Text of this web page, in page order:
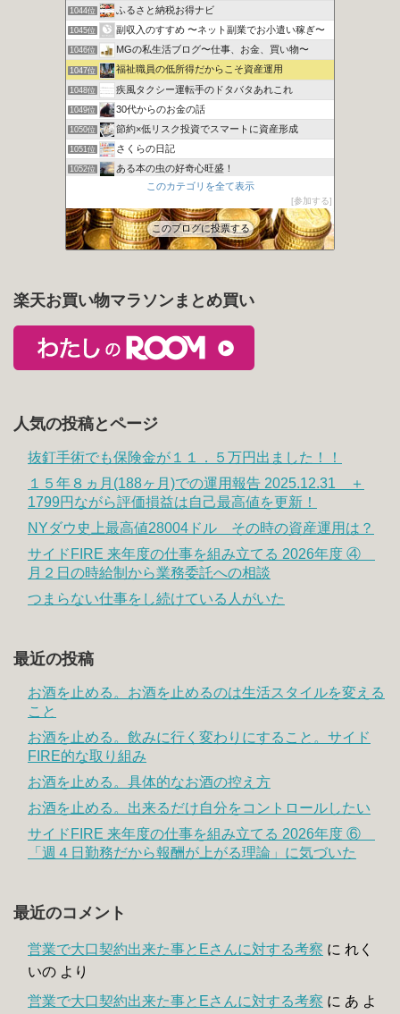
1044位 ふるさと納税お得ナビ
1045位 副収入のすすめ 〜ネット副業でお小遣い稼ぎ〜
1046位 MGの私生活ブログ〜仕事、お金、買い物〜
1047位 福祉職員の低所得だからこそ資産運用
1048位 疾風タクシー運転手のドタバタあれこれ
1049位 30代からのお金の話
1050位 節約×低リスク投資でスマートに資産形成
1051位 さくらの日記
1052位 ある本の虫の好奇心旺盛！
30代 サイドFIREするために株式投資 時々ガジェット
1054位 「名古屋で節約結婚」10名の小さな結婚式・ハム太のお得な頬袋
このカテゴリを全て表示
参加する
このブログに投票する
楽天お買い物マラソンまとめ買い
人気の投稿とページ
抜釘手術でも保険金が１１．５万円出ました！！
１５年８ヵ月(188ヶ月)での運用報告 2025.12.31 ＋
1799円ながら評価損益は自己最高値を更新！
NYダウ史上最高値28004ドル その時の資産運用は？
サイドFIRE 来年度の仕事を組み立てる 2026年度 ④
月２日の時給制から業務委託への相談
つまらない仕事をし続けている人がいた
最近の投稿
お酒を止める。お酒を止めるのは生活スタイルを変える
こと
お酒を止める。飲みに行く変わりにすること。サイド
FIRE的な取り組み
お酒を止める。具体的なお酒の控え方
お酒を止める。出来るだけ自分をコントロールしたい
サイドFIRE 来年度の仕事を組み立てる 2026年度 ⑥
「週４日勤務だから報酬が上がる理論」に気づいた
最近のコメント
営業で大口契約出来た事とEさんに対する考察 に れく
いの より
営業で大口契約出来た事とEさんに対する考察 に あ よ